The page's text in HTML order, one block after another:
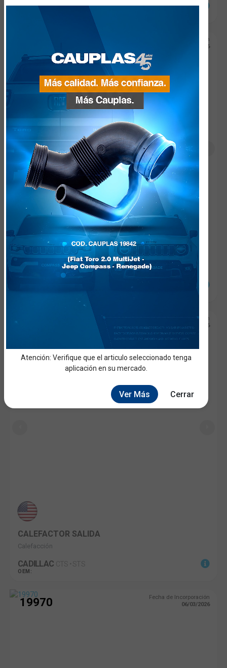
JEEP WRANGLER
OEM: 55056740AA, 55057203AB
21125
Fecha de Incorporación
23/06/2026
RADIADOR INFERIOR
Radiador
OEM: 25822190, 5058996AC
Fecha de Incorporación
06/03/2026
CALEFACTOR SALIDA
Calefacción
CADILLAC
OEM:
19970
Fecha de Incorporación
06/03/2026
Atención: Verifique que el articulo seleccionado tenga
aplicación en su mercado.
Ver Más Cerrar